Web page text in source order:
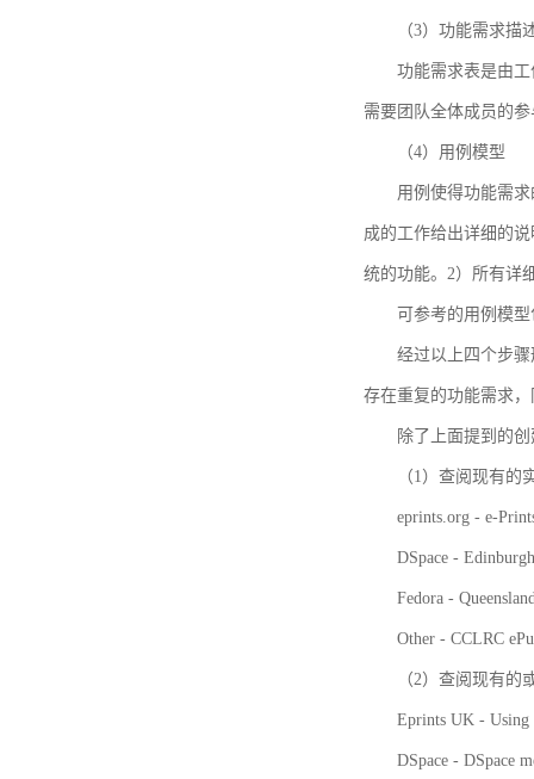
（3）功能需求描
功能需求表是由
需要团队全体成员的
（4）用例模型
用例使得功能需
成的工作给出详细的
统的功能。2）所有详
可参考的用例模
经过以上四个步
存在重复的功能需求
除了上面提到的
（1）查阅现有的
eprints.org - e-
DSpace -
Fedora -
Other - CCLRC
（2）查阅现有
Eprints UK - Using
DSpace - DSpace